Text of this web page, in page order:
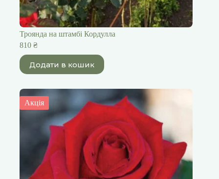
Троянда на штамбі Кордулла
810 ₴
Додати в кошик
Акція